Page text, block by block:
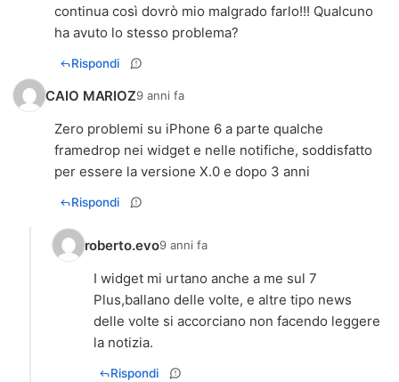
continua così dovrò mio malgrado farlo!!! Qualcuno
ha avuto lo stesso problema?
Rispondi
CAIO MARIOZ9 anni fa
Zero problemi su iPhone 6 a parte qualche
framedrop nei widget e nelle notifiche, soddisfatto
per essere la versione X.0 e dopo 3 anni
Rispondi
roberto.evo9 anni fa
I widget mi urtano anche a me sul 7
Plus,ballano delle volte, e altre tipo news
delle volte si accorciano non facendo leggere
la notizia.
Rispondi